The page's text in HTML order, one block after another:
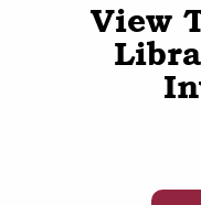
View